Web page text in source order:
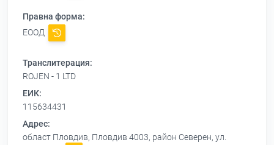
Правна форма:
ЕООД
Транслитерация:
ROJEN - 1 LTD
ЕИК:
115634431
Адрес:
област Пловдив, Пловдив 4003, район Северен, ул.